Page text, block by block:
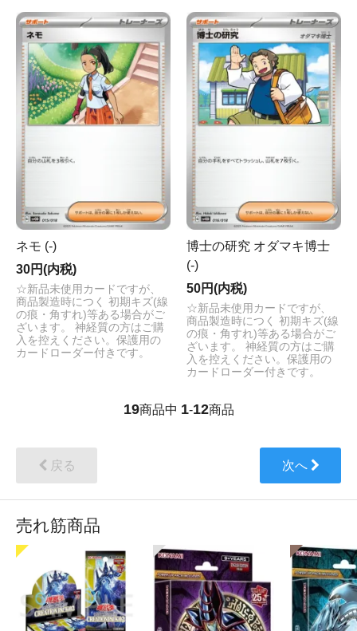
ネモ (-)
30円(内税)
☆新品未使用カードですが、
商品製造時につく 初期キズ(線
の痕・角すれ)等ある場合がご
ざいます。 神経質の方はご購
入を控えください。保護用の
カードローダー付きです。
博士の研究 オダマキ博士
(-)
50円(内税)
☆新品未使用カードですが、
商品製造時につく 初期キズ(線
の痕・角すれ)等ある場合がご
ざいます。 神経質の方はご購
入を控えください。保護用の
カードローダー付きです。
19商品中 1-12商品
戻る 次へ
売れ筋商品